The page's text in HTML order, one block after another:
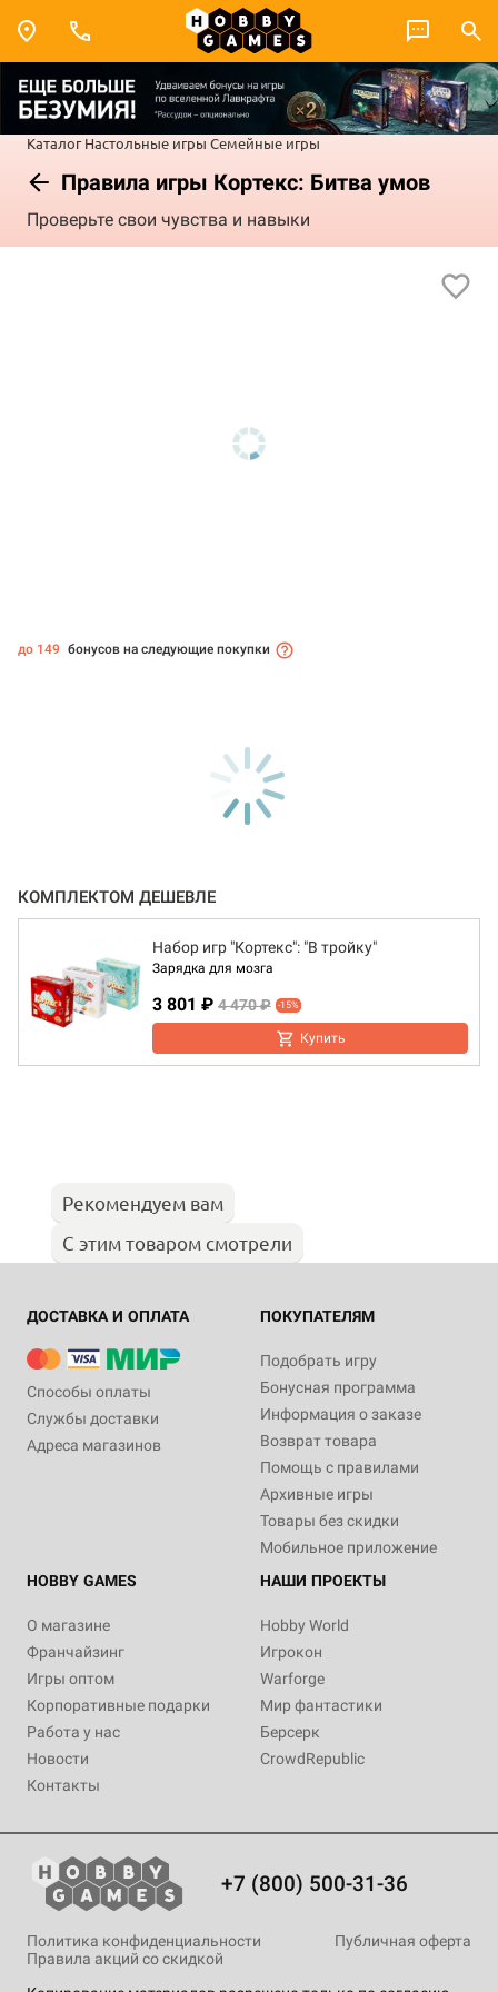
Каталог Настольные игры Семейные игры
Правила игры Кортекс: Битва умов
Проверьте свои чувства и навыки
до 149 бонусов на следующие покупки
КОМПЛЕКТОМ ДЕШЕВЛЕ
Набор игр "Кортекс": "В тройку"
Зарядка для мозга
3 801 ₽ 4 470 ₽ -15%
Купить
Рекомендуем вам
С этим товаром смотрели
ДОСТАВКА И ОПЛАТА
Способы оплаты
Службы доставки
Адреса магазинов
ПОКУПАТЕЛЯМ
Подобрать игру
Бонусная программа
Информация о заказе
Возврат товара
Помощь с правилами
Архивные игры
Товары без скидки
Мобильное приложение
HOBBY GAMES
О магазине
Франчайзинг
Игры оптом
Корпоративные подарки
Работа у нас
Новости
Контакты
НАШИ ПРОЕКТЫ
Hobby World
Игрокон
Warforge
Мир фантастики
Берсерк
CrowdRepublic
+7 (800) 500-31-36
Политика конфиденциальности
Публичная оферта
Правила акций со скидкой